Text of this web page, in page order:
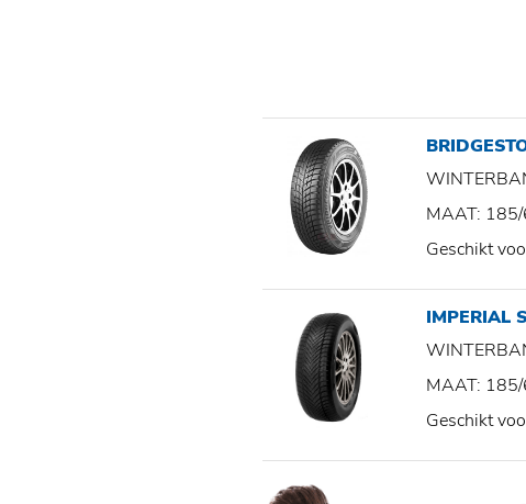
MAAT:
Geschikt
IMPERIAL
MAAT:
Geschikt